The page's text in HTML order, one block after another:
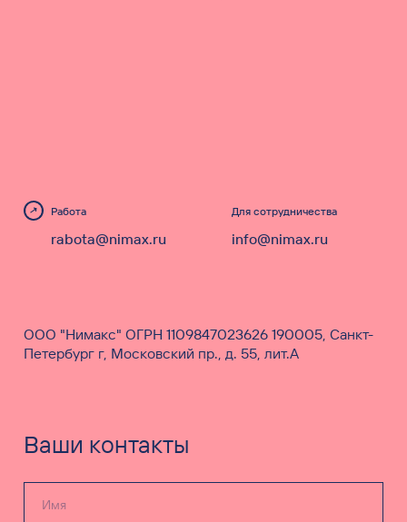
Работа
rabota@nimax.ru
Для сотрудничества
info@nimax.ru
ООО "Нимакс" ОГРН 1109847023626 190005, Санкт-
Петербург г, Московский пр., д. 55, лит.А
Ваши контакты